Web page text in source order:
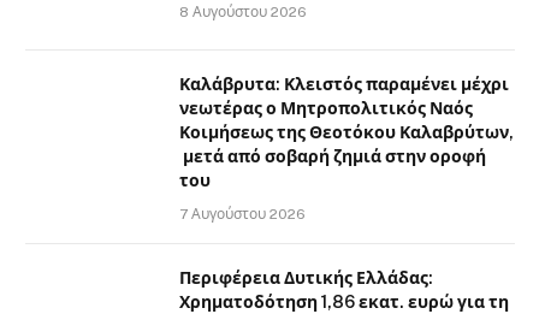
8 Αυγούστου 2026
Καλάβρυτα: Κλειστός παραμένει μέχρι
νεωτέρας ο Μητροπολιτικός Ναός
Κοιμήσεως της Θεοτόκου Καλαβρύτων,
μετά από σοβαρή ζημιά στην οροφή
του
7 Αυγούστου 2026
Περιφέρεια Δυτικής Ελλάδας:
Χρηματοδότηση 1,86 εκατ. ευρώ για τη